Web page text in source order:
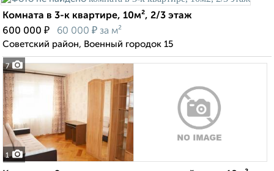
7
Комната в 3-к квартире, 10м², 2/3 этаж
600 000 ₽ 60 000 ₽ за м²
Советский район, Военный городок 15
1